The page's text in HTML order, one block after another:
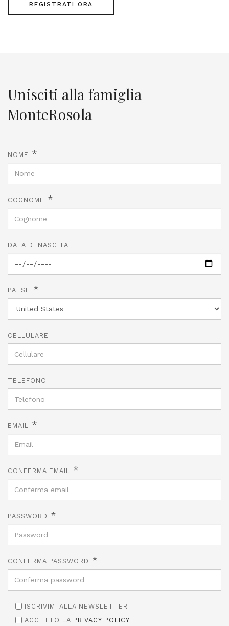
REGISTRATI ORA
Unisciti alla famiglia
MonteRosola
NOME *
COGNOME *
DATA DI NASCITA
PAESE *
CELLULARE
TELEFONO
EMAIL *
CONFERMA EMAIL *
PASSWORD *
CONFERMA PASSWORD *
ISCRIVIMI ALLA NEWSLETTER
ACCETTO LA PRIVACY POLICY